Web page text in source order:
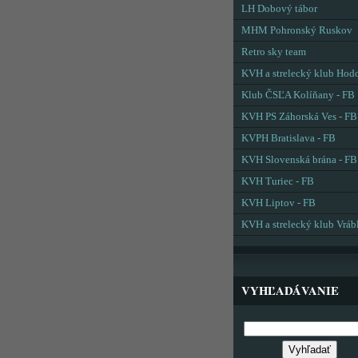
LH Dobový tábor
MHM Pohronský Ruskov
Retro sky team
KVH a strelecký klub
Klub ČSĽA Kolíňany - FB
KVH PS Záhorská Ves - FB
KVPH Bratislava - FB
KVH Slovenská brána - FB
KVH Turiec - FB
KVH Liptov - FB
KVH a strelecký klub
VYHĽADÁVANIE